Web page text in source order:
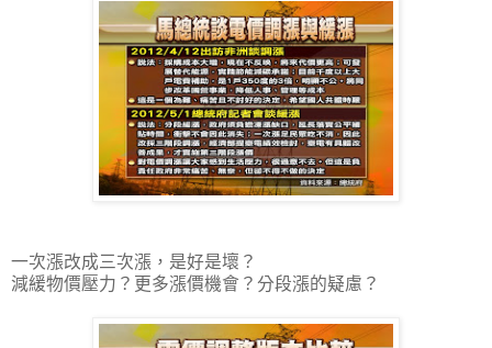
一次漲改成三次漲，是好是壞？
減緩物價壓力？更多漲價機會？分段漲的疑慮？